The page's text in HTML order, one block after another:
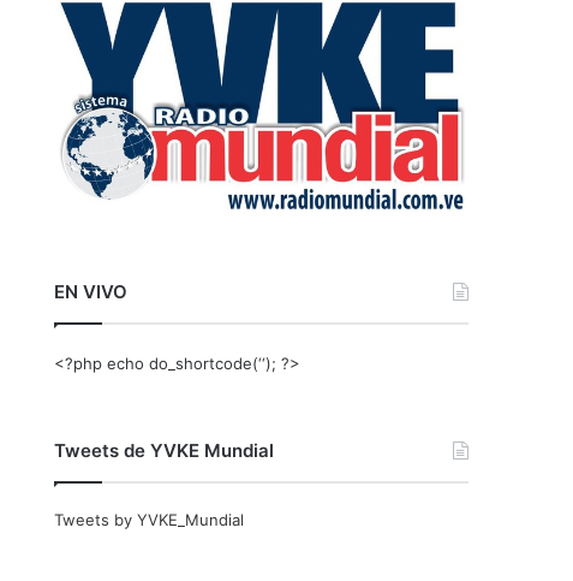
r
EN VIVO
<?php echo do_shortcode(‘‘); ?>
Tweets de YVKE Mundial
Tweets by YVKE_Mundial